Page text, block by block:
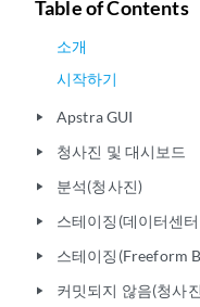
Table of Contents
소개
시작하기
play_arrow Apstra GUI
play_arrow 청사진 및 대시보드
play_arrow 분석(청사진)
play_arrow 스테이징(데이터센
play_arrow 스테이징(Freeform
play_arrow 커밋되지 않음(청사